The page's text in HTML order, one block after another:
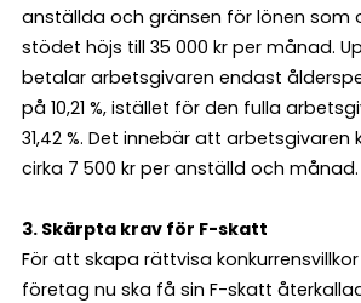
anställda och gränsen för lönen
stödet höjs till 35 000 kr per månad.
betalar arbetsgivaren endast
på 10,21 %, istället för den fulla
31,42 %. Det innebär att arbetsgivaren
cirka 7 500 kr per anställd och månad.
3. Skärpta krav för F-skatt
För att skapa rättvisa
företag nu ska få sin F-skatt